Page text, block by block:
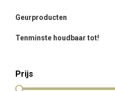
Geurproducten
Tenminste houdbaar tot!
Prijs